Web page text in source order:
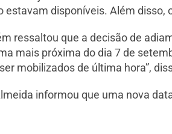
estavam disponíveis. Além
ressaltou que a decisão de
mais próxima do dia 7 de
mobilizados de última hora”,
informou que uma nova